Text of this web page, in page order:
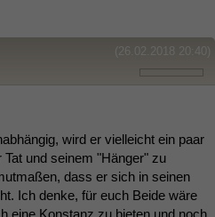
(26.02.2018 20:40)
wird er vielleicht ein paar
und seinem "Hänger" zu
dass er sich in seinen
Ich denke, für euch Beide wäre
eine Konstanz zu bieten und noch